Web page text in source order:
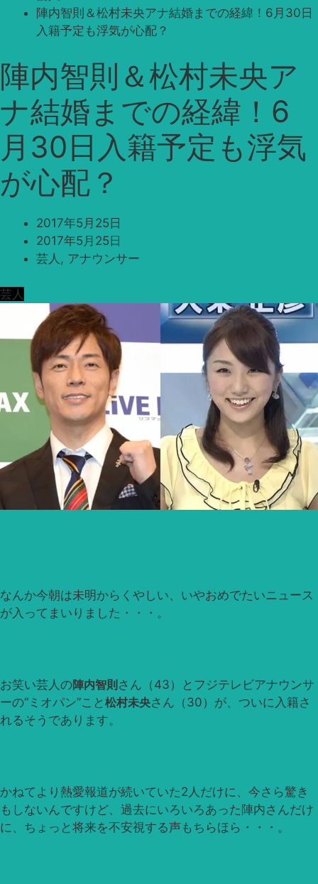
陣内智則＆松村未央アナ結婚までの経緯！6月30日
入籍予定も浮気が心配？
陣内智則＆松村未央ア
ナ結婚までの経緯！6
月30日入籍予定も浮気
が心配？
2017年5月25日
2017年5月25日
芸人 , アナウンサー
芸人
なんか今朝は未明からくやしい、いやおめでたいニュース
が入ってまいりました・・・。
お笑い芸人の陣内智則 さん（43）とフジテレビアナウンサ
ーの“ミオパン”こと 松村未央さん（30）が、ついに入籍さ
れるそうであります。
かねてより熱愛報道が続いていた2人だけに、今さら驚き
もしないんですけど、過去にいろいろあった陣内さんだけ
に、ちょっと将来を不安視する声もちらほら・・・。